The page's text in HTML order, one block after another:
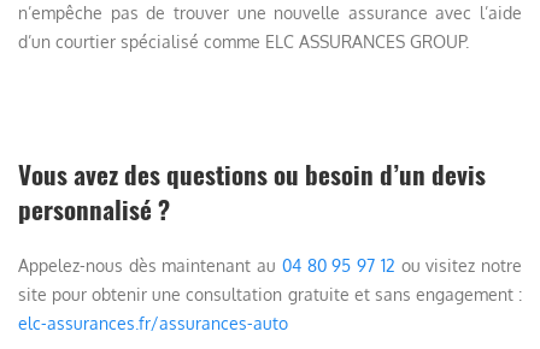
n’empêche pas de trouver une nouvelle assurance avec l’aide
d’un courtier spécialisé comme ELC ASSURANCES GROUP.
Vous avez des questions ou besoin d’un devis
personnalisé ?
Appelez-nous dès maintenant au 04 80 95 97 12 ou visitez notre
site pour obtenir une consultation gratuite et sans engagement :
elc-assurances.fr/assurances-auto